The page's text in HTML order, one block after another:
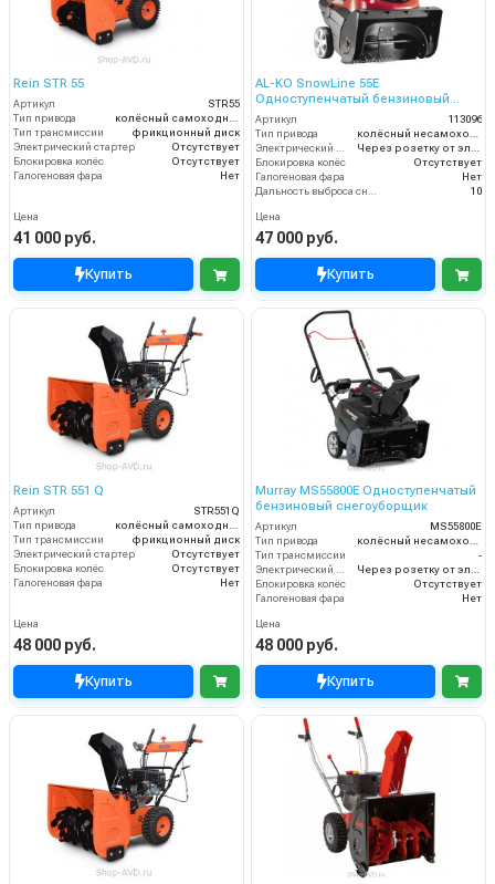
Rein STR 55
Артикул
STR55
Тип привода
колёсный самоходный
Тип трансмиссии
фрикционный диск
Электрический стартер
Отсутствует
Блокировка колёс
Отсутствует
Галогеновая фара
Нет
Цена
41 000 руб.
Купить
AL-KO SnowLine 55E
Одноступенчатый бензиновый
снегоуборщик
Артикул
113096
Тип привода
колёсный несамоходный
Электрический стартер
Через розетку от электросети
Блокировка колёс
Отсутствует
Галогеновая фара
Нет
Дальность выброса снега (м)
10
Цена
47 000 руб.
Купить
Rein STR 551 Q
Артикул
STR551Q
Тип привода
Тип трансмиссии
фрикционный диск
Электрический стартер
Отсутствует
Блокировка колёс
Отсутствует
Галогеновая фара
Нет
Цена
48 000 руб.
Купить
Murray MS55800E Одноступенчатый
бензиновый снегоуборщик
Артикул
MS55800E
Тип привода
Тип трансмиссии
-
Блокировка колёс
Отсутствует
Галогеновая фара
Нет
Цена
48 000 руб.
Купить